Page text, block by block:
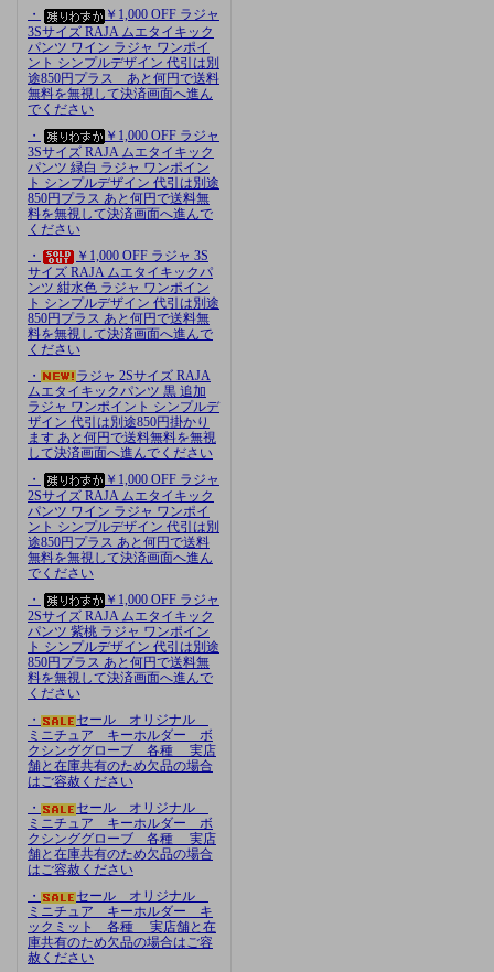
・
￥1,000 OFF ラジャ
3Sサイズ RAJA ムエタイキック
パンツ ワイン ラジャ ワンポイ
ント シンプルデザイン 代引は別
途850円プラス あと何円で送料
無料を無視して決済画面へ進ん
でください
・
￥1,000 OFF ラジャ
3Sサイズ RAJA ムエタイキック
パンツ 緑白 ラジャ ワンポイン
ト シンプルデザイン 代引は別途
850円プラス あと何円で送料無
料を無視して決済画面へ進んで
ください
・
￥1,000 OFF ラジャ 3S
サイズ RAJA ムエタイキックパ
ンツ 紺水色 ラジャ ワンポイン
ト シンプルデザイン 代引は別途
850円プラス あと何円で送料無
料を無視して決済画面へ進んで
ください
・
ラジャ 2Sサイズ RAJA
ムエタイキックパンツ 黒 追加
ラジャ ワンポイント シンプルデ
ザイン 代引は別途850円掛かり
ます あと何円で送料無料を無視
して決済画面へ進んでください
・
￥1,000 OFF ラジャ
2Sサイズ RAJA ムエタイキック
パンツ ワイン ラジャ ワンポイ
ント シンプルデザイン 代引は別
途850円プラス あと何円で送料
無料を無視して決済画面へ進ん
でください
・
￥1,000 OFF ラジャ
2Sサイズ RAJA ムエタイキック
パンツ 紫桃 ラジャ ワンポイン
ト シンプルデザイン 代引は別途
850円プラス あと何円で送料無
料を無視して決済画面へ進んで
ください
・
セール オリジナル
ミニチュア キーホルダー ボ
クシンググローブ 各種 実店
舗と在庫共有のため欠品の場合
はご容赦ください
・
セール オリジナル
ミニチュア キーホルダー ボ
クシンググローブ 各種 実店
舗と在庫共有のため欠品の場合
はご容赦ください
・
セール オリジナル
ミニチュア キーホルダー キ
ックミット 各種 実店舗と在
庫共有のため欠品の場合はご容
赦ください